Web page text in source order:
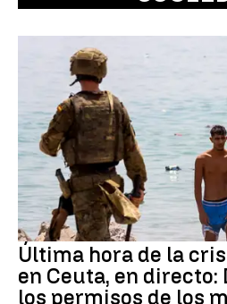
Última hora de la
en Ceuta, en
los permisos de los